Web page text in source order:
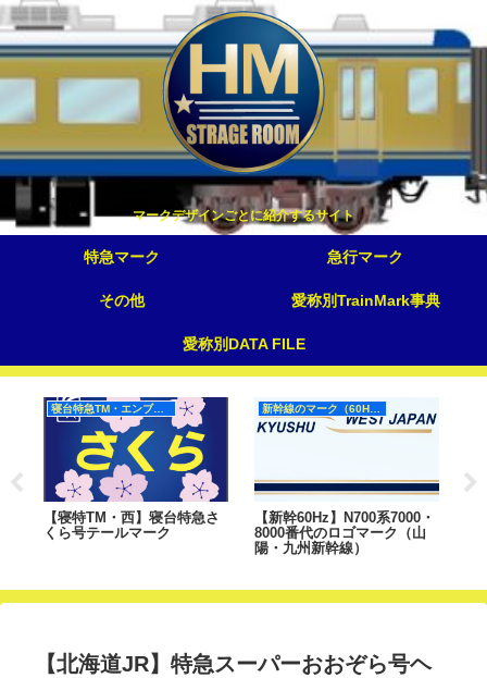
マークデザインごとに紹介するサイト
特急マーク 急行マーク
その他 愛称別TrainMark事典
愛称別DATA FILE
寝台特急TM・エンブレム（西日本）
【寝特TM・西】寝台特急さ
くら号テールマーク
新幹線のマーク（60Hz）
【新幹60Hz】N700系7000・
8000番代のロゴマーク（山
陽・九州新幹線）
【北海道JR】特急スーパーおおぞら号ヘ